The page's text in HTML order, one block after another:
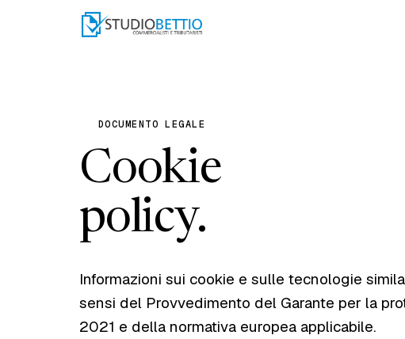
DOCUMENTO LEGALE
Cookie
policy.
Informazioni sui cookie e sulle tecnologie
sensi del Provvedimento del Garante per la
2021 e della normativa europea applicabile.